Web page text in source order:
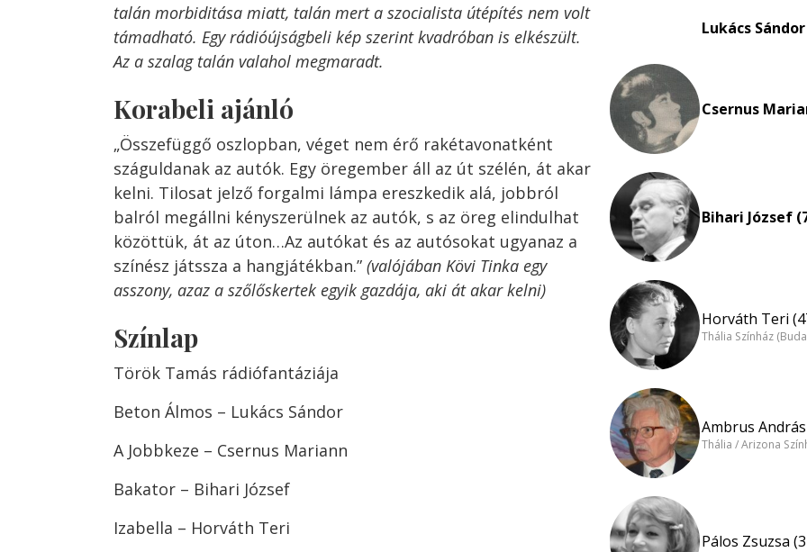
talán morbiditása miatt, talán mert a szocialista útépítés nem volt
támadható. Egy rádióújságbeli kép szerint kvadróban is elkészült.
Az a szalag talán valahol megmaradt.
Korabeli ajánló
„Összefüggő oszlopban, véget nem érő rakétavonatként
száguldanak az autók. Egy öregember áll az út szélén, át akar
kelni. Tilosat jelző forgalmi lámpa ereszkedik alá, jobbról
balról megállni kényszerülnek az autók, s az öreg elindulhat
közöttük, át az úton…Az autókat és az autósokat ugyanaz a
színész játssza a hangjátékban.” (valójában Kövi Tinka egy
asszony, azaz a szőlőskertek egyik gazdája, aki át akar kelni)
Színlap
Török Tamás rádiófantáziája
Beton Álmos – Lukács Sándor
A Jobbkeze – Csernus Mariann
Bakator – Bihari József
Izabella – Horváth Teri
Lukács
Csernus
Bihari József
Horváth Teri
Thália Színház
Ambrus
Thália / Arizona
Pálos Zsuzsa